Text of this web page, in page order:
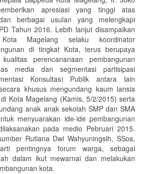
apresiasi yang tinggi atas
berbagai usulan yang melengkapi
Tahun 2016. Lebih lanjut disampaikan
Magelang selaku koordinator
di tingkat Kota, terus berupaya
perencananaan pembangunan
media dan segmentasi partisipasi
Konsultasi Publik antara lain
khusus mengundang kaum lansia
Kota Magelang (Kamis, 5/2/2015) serta
anak anak sekolah SMP dan SMA
menyuarakan ide-ide pembangunan
pada medio Pebruari 2015.
Rutiana Dwi Wahyuningsih, SSos,
pentingnya forum warga, sebagai
dalam ikut mewarnai dan melakukan
kota.